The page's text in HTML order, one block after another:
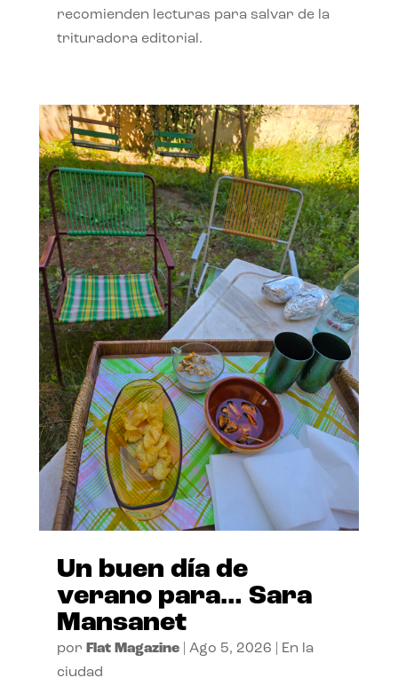
recomienden lecturas para salvar de la
trituradora editorial.
Un buen día de
verano para… Sara
Mansanet
por Flat Magazine| Ago 5, 2026
En la
ciudad